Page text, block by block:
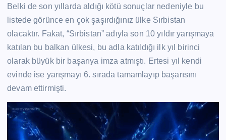
Belki de son yıllarda aldığı kötü sonuçlar nedeniyle bu
listede görünce en çok şaşırdığınız ülke Sırbistan
olacaktır. Fakat, “Sırbistan” adıyla son 10 yıldır yarışmaya
katılan bu balkan ülkesi, bu adla katıldığı ilk yıl birinci
olarak büyük bir başarıya imza atmıştı. Ertesi yıl kendi
evinde ise yarışmayı 6. sırada tamamlayıp başarısını
devam ettirmişti.